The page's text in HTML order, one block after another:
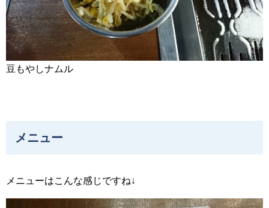
豆もやしナムル
メニュー
メニューはこんな感じですね↓